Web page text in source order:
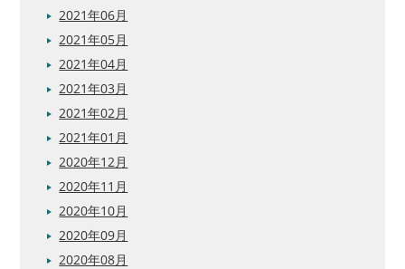
2021年06月
2021年05月
2021年04月
2021年03月
2021年02月
2021年01月
2020年12月
2020年11月
2020年10月
2020年09月
2020年08月